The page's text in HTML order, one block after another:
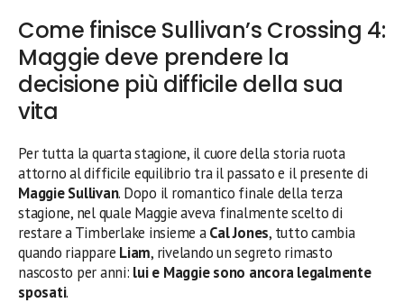
Come finisce Sullivan’s Crossing 4:
Maggie deve prendere la
decisione più difficile della sua
vita
Per tutta la quarta stagione, il cuore della storia ruota
attorno al difficile equilibrio tra il passato e il presente di
Maggie Sullivan. Dopo il romantico finale della terza
stagione, nel quale Maggie aveva finalmente scelto di
restare a Timberlake insieme aCal Jones, tutto cambia
quando riappare Liam, rivelando un segreto rimasto
nascosto per anni: lui e Maggie sono ancora legalmente
sposati.